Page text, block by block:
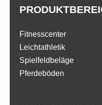
Fitnesscenter
Leichtathletik
Spielfeldbeläge
Pferdeböden